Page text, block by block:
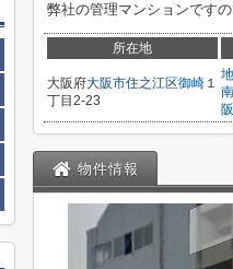
弊社の管理マンションです
所在地
大阪府大阪市住之江区御崎 １
丁目2-23
物件情報